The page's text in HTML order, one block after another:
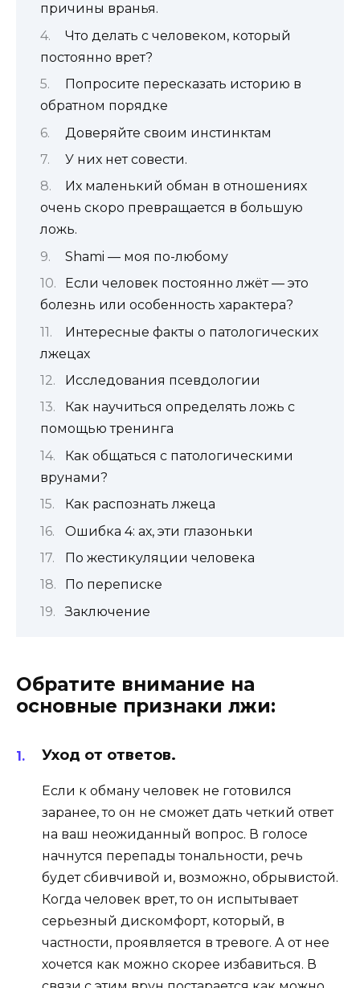
причины вранья.
Что делать с человеком, который
постоянно врет?
Попросите пересказать историю в
обратном порядке
Доверяйте своим инстинктам
У них нет совести.
Их маленький обман в отношениях
очень скоро превращается в большую
ложь.
Shami — моя по-любому
Если человек постоянно лжёт — это
болезнь или особенность характера?
Интересные факты о патологических
лжецах
Исследования псевдологии
Как научиться определять ложь с
помощью тренинга
Как общаться с патологическими
врунами?
Как распознать лжеца
Ошибка 4: ах, эти глазоньки
По жестикуляции человека
По переписке
Заключение
Обратите внимание на
основные признаки лжи:
Уход от ответов.
Если к обману человек не готовился
заранее, то он не сможет дать четкий ответ
на ваш неожиданный вопрос. В голосе
начнутся перепады тональности, речь
будет сбивчивой и, возможно, обрывистой.
Когда человек врет, то он испытывает
серьезный дискомфорт, который, в
частности, проявляется в тревоге. А от нее
хочется как можно скорее избавиться. В